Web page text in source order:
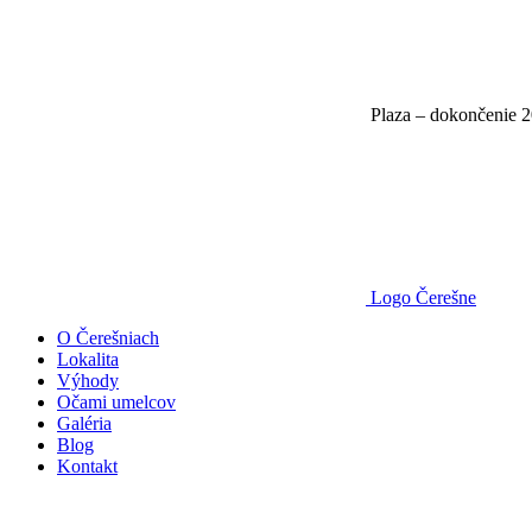
Plaza – dokončenie
Logo Čerešne
O Čerešniach
Lokalita
Výhody
Očami umelcov
Galéria
Blog
Kontakt